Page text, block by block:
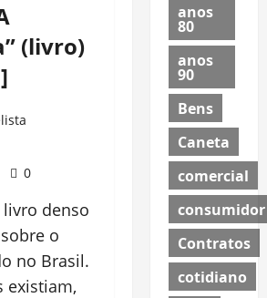
(livro)
0
denso
o
no Brasil.
existiam,
anos
80
anos
90
Bens
Caneta
comercial
consumidor
Contratos
cotidiano